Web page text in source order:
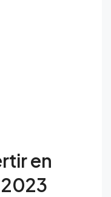
en